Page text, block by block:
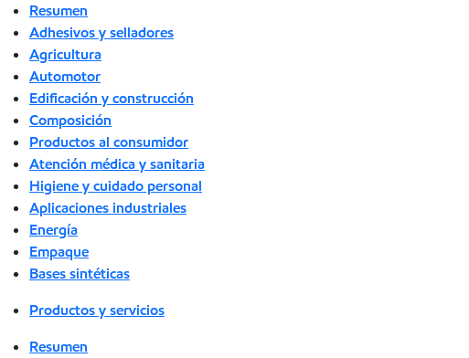
Resumen
Adhesivos y selladores
Agricultura
Automotor
Edificación y construcción
Composición
Productos al consumidor
Atención médica y sanitaria
Higiene y cuidado personal
Aplicaciones industriales
Energía
Empaque
Bases sintéticas
Productos y servicios
Resumen